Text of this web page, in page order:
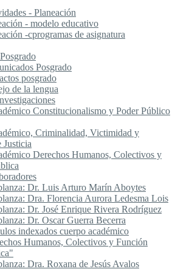
- Planeación
- modelo educativo
-cprogramas de asignatura
Posgrado
posgrado
de la lengua
Constitucionalismo y Poder Público
Criminalidad, Victimidad y
Justicia
Derechos Humanos, Colectivos y
Dr. Luis Arturo Marín Aboytes
Dra. Florencia Aurora Ledesma Lois
Dr. José Enrique Rivera Rodríguez
Dr. Oscar Guerra Becerra
indexados cuerpo académico
Humanos, Colectivos y Función
Dra. Roxana de Jesús Avalos